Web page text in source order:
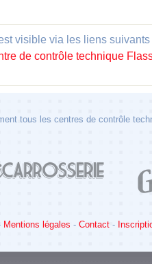
visible via les liens suivants
de contrôle technique
tous les centres de contrôle
Mentions légales - Contact -